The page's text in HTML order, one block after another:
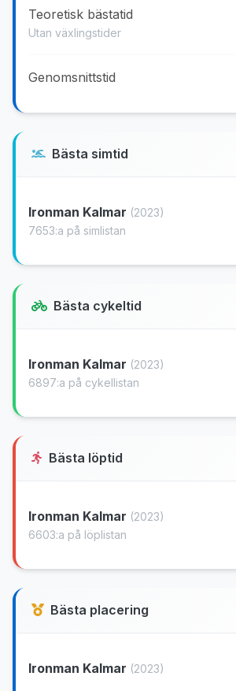
Teoretisk bästatid
Utan växlingstider
Genomsnittstid
Bästa simtid
Ironman Kalmar (2023)
7653:a på simlistan
Bästa cykeltid
Ironman Kalmar (2023)
6897:a på cykellistan
Bästa löptid
Ironman Kalmar (2023)
6603:a på löplistan
Bästa placering
Ironman Kalmar (2023)